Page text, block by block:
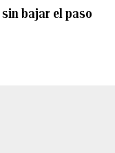
sin bajar el paso